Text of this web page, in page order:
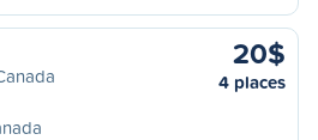
20$
4 places